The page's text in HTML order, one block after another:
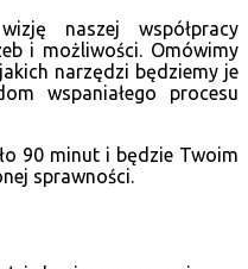
naszej współpracy
i możliwości. Omówimy
narzędzi będziemy je
wspaniałego procesu
90 minut i będzie Twoim
sprawności.